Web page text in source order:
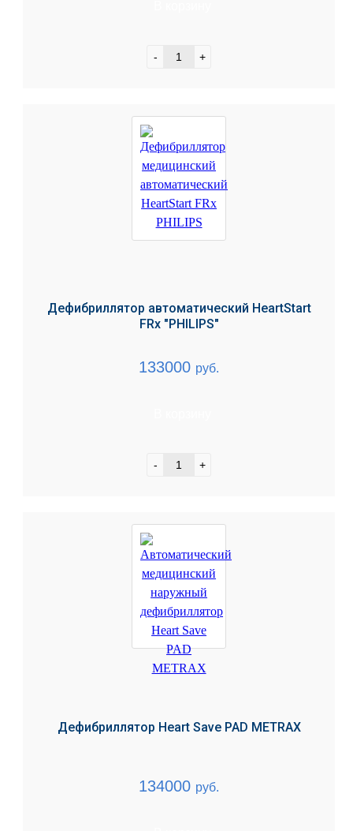
- +
Дефибриллятор автоматический HeartStart
FRx "PHILIPS"
133000 руб.
- +
Дефибриллятор Heart Save PAD METRAX
134000 руб.